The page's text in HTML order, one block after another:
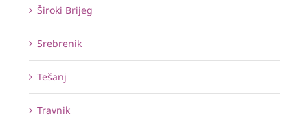
Široki Brijeg
Srebrenik
Tešanj
Travnik